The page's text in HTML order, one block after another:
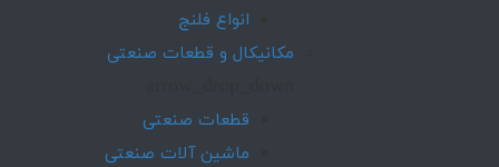
انواع فلنج
مکانیکال و قطعات صنعتی
قطعات صنعتی
ماشین آلات صنعتی